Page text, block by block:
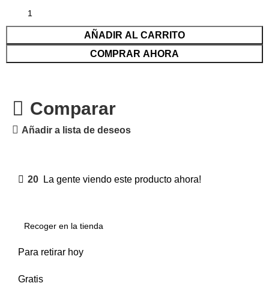
AÑADIR AL CARRITO
COMPRAR AHORA
Comparar
Añadir a lista de deseos
20 La gente viendo este producto ahora!
Recoger en la tienda
Para retirar hoy
Gratis